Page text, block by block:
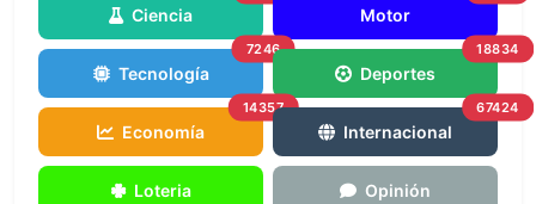
Ciencia Motor
Tecnología
7246
Deportes
18834
Economía
14357
Internacional
67424
Loteria Opinión